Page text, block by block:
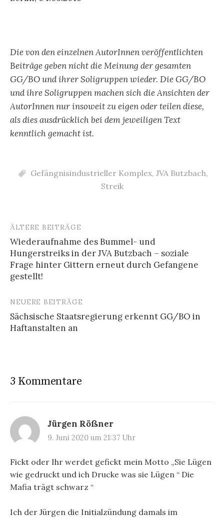
Die von den einzelnen AutorInnen veröffentlichten
Beiträge geben nicht die Meinung der gesamten
GG/BO und ihrer Soligruppen wieder. Die GG/BO
und ihre Soligruppen machen sich die Ansichten der
AutorInnen nur insoweit zu eigen oder teilen diese,
als dies ausdrücklich bei dem jeweiligen Text
kenntlich gemacht ist.
Gefängnisindustrieller Komplex, JVA Butzbach,
Streik
Beitragsnavigation
ÄLTERE BEITRÄGE
Wiederaufnahme des Bummel- und
Hungerstreiks in der JVA Butzbach – soziale
Frage hinter Gittern erneut durch Gefangene
gestellt!
NEUERE BEITRÄGE
Sächsische Staatsregierung erkennt GG/BO in
Haftanstalten an
3 Kommentare
Jürgen Rößner
9. Juni 2020 um 21:37 Uhr
Fickt oder Ihr werdet gefickt mein Motto „Sie Lügen
wie gedruckt und ich Drucke was sie Lügen “ Die
Mafia trägt schwarz “
Ich der Jürgen die Initialzündung damals im